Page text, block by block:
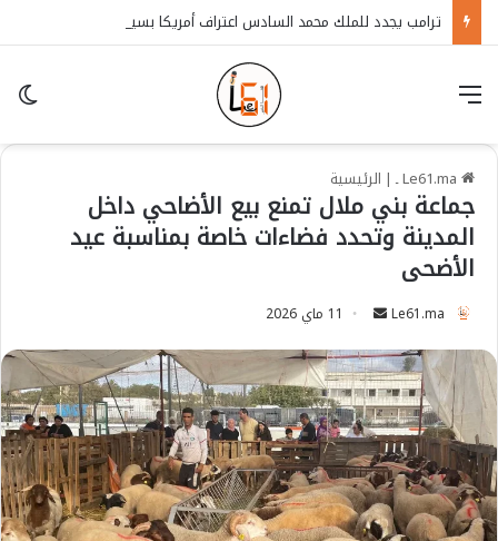
| الرئيسية
جماعة بني ملال تمنع بيع الأضاحي داخل
المدينة وتحدد فضاءات خاصة بمناسبة عيد
الأضحى
Le61.ma
n
d
a
n
e
m
a
11 ماي 2026